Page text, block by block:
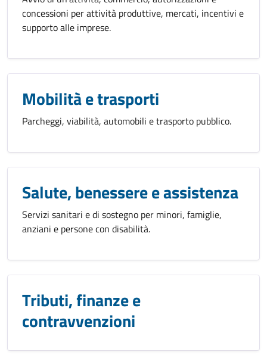
concessioni per attività produttive, mercati, incentivi e
supporto alle imprese.
Mobilità e trasporti
Parcheggi, viabilità, automobili e trasporto pubblico.
Salute, benessere e assistenza
Servizi sanitari e di sostegno per minori, famiglie,
anziani e persone con disabilità.
Tributi, finanze e
contravvenzioni